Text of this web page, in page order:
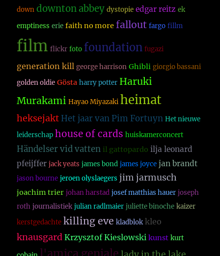
down downton abbey dystopie edgar reitz ek
emptiness erie faith no more fallout fargo fillm
film flickr foto foundation fugazi
generation kill george harrison Ghibli giorgio bassani
golden oldie Gösta harry potter Haruki
Murakami Hayao Miyazaki heimat
heksejakt Het jaar van Pim Fortuyn Het nieuwe
leiderschap house of cards huiskamerconcert
Händelser vid vatten il gattopardo ilja leonard
pfeijffer jack yeats james bond james joyce jan brandt
jason bourne jeroen olyslaegers jim jarmusch
joachim trier johan harstad josef matthias hauer joseph
roth journalistiek julian radlmaier juliette binoche kaizer
kerstgedachte killing eve kladblok kleo
knausgard Krzysztof Kieslowski kunst kurt